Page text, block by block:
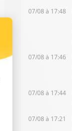
07/08 à 17:48
07/08 à 17:46
07/08 à 17:44
07/08 à 17:21